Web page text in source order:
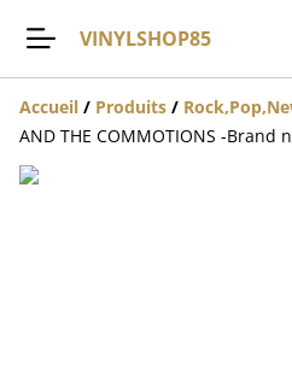
VINYLSHOP85
Accueil / Produits /
AND THE COMMOTIONS -Brand